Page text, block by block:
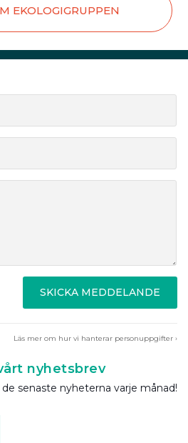
EKOLOGIGRUPPEN
SKICKA MEDDELANDE
Läs mer om hur vi hanterar personuppgifter ›
nyhetsbrev
senaste nyheterna varje månad!